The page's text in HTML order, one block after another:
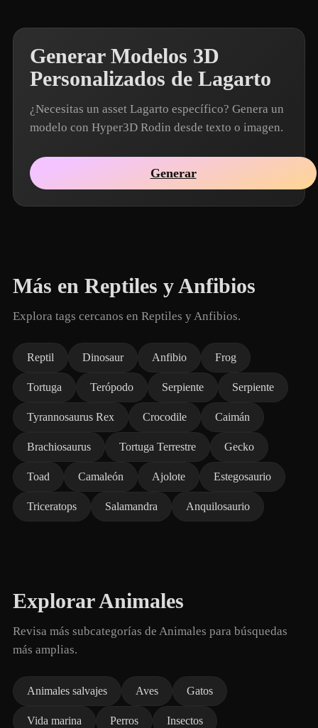
Generar Modelos 3D
Personalizados de Lagarto
¿Necesitas un asset Lagarto específico? Genera un
modelo con Hyper3D Rodin desde texto o imagen.
Generar
Más en Reptiles y Anfibios
Explora tags cercanos en Reptiles y Anfibios.
Reptil Dinosaur Anfibio Frog
Tortuga Terópodo Serpiente Serpiente
Tyrannosaurus Rex Crocodile Caimán
Brachiosaurus Tortuga Terrestre Gecko
Toad Camaleón Ajolote Estegosaurio
Triceratops Salamandra Anquilosaurio
Explorar Animales
Revisa más subcategorías de Animales para búsquedas
más amplias.
Animales salvajes Aves Gatos
Vida marina Perros Insectos